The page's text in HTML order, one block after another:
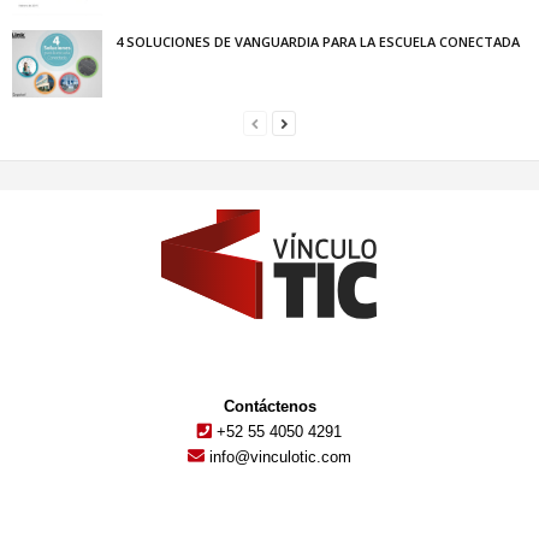
4 SOLUCIONES DE VANGUARDIA PARA LA ESCUELA CONECTADA
Contáctenos
+52 55 4050 4291
info@vinculotic.com